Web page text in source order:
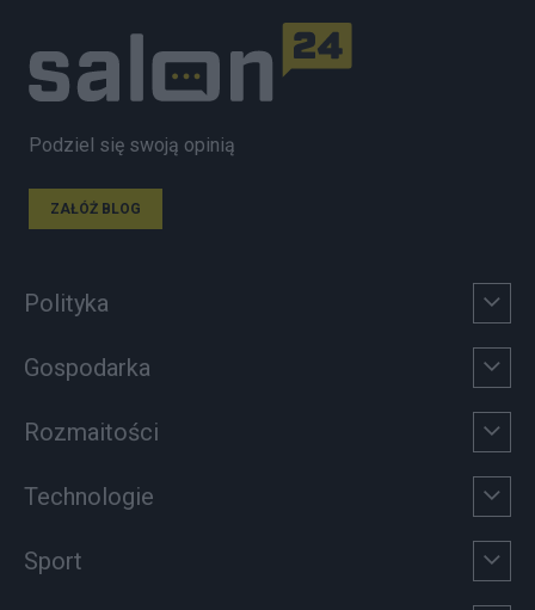
Podziel się swoją opinią
ZAŁÓŻ BLOG
Polityka
Gospodarka
Rozmaitości
Technologie
Sport